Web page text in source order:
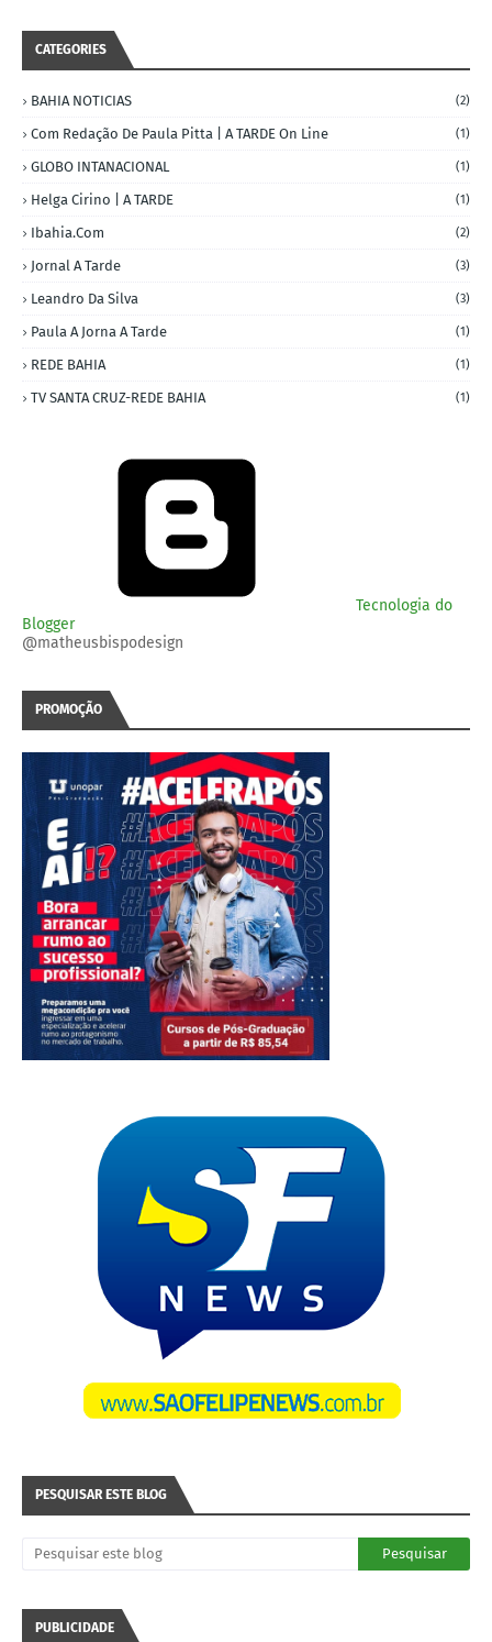
CATEGORIES
BAHIA NOTICIAS (2)
Com Redação De Paula Pitta | A TARDE On Line (1)
GLOBO INTANACIONAL (1)
Helga Cirino | A TARDE (1)
Ibahia.com (2)
Jornal A Tarde (3)
Leandro Da Silva (3)
Paula A Jorna A Tarde (1)
REDE BAHIA (1)
TV SANTA CRUZ-REDE BAHIA (1)
Tecnologia do
Blogger
@matheusbispodesign
PROMOÇÃO
PESQUISAR ESTE BLOG
PUBLICIDADE